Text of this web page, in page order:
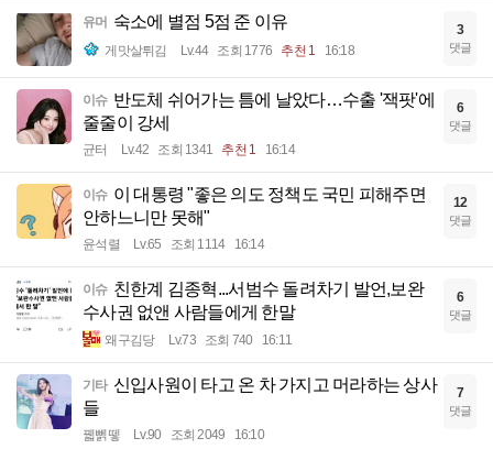
유머 숙소에 별점 5점 준 이유
게맛살튀김 Lv.44 조회 1776 추천 1 16:18
3
댓글
이슈 반도체 쉬어가는 틈에 날았다…수출 '잭팟'에
줄줄이 강세
균터 Lv.42 조회 1341 추천 1 16:14
6
댓글
이슈 이 대통령 "좋은 의도 정책도 국민 피해주면
안하느니만 못해"
윤석렬 Lv.65 조회 1114 16:14
12
댓글
이슈 친한계 김종혁...서범수 돌려차기 발언,보완
수사권 없앤 사람들에게 한말
왜구김당 Lv.73 조회 740 16:11
6
댓글
기타 신입사원이 타고 온 차 가지고 머라하는 상사
들
꿻뻵뗗 Lv.90 조회 2049 16:10
7
댓글